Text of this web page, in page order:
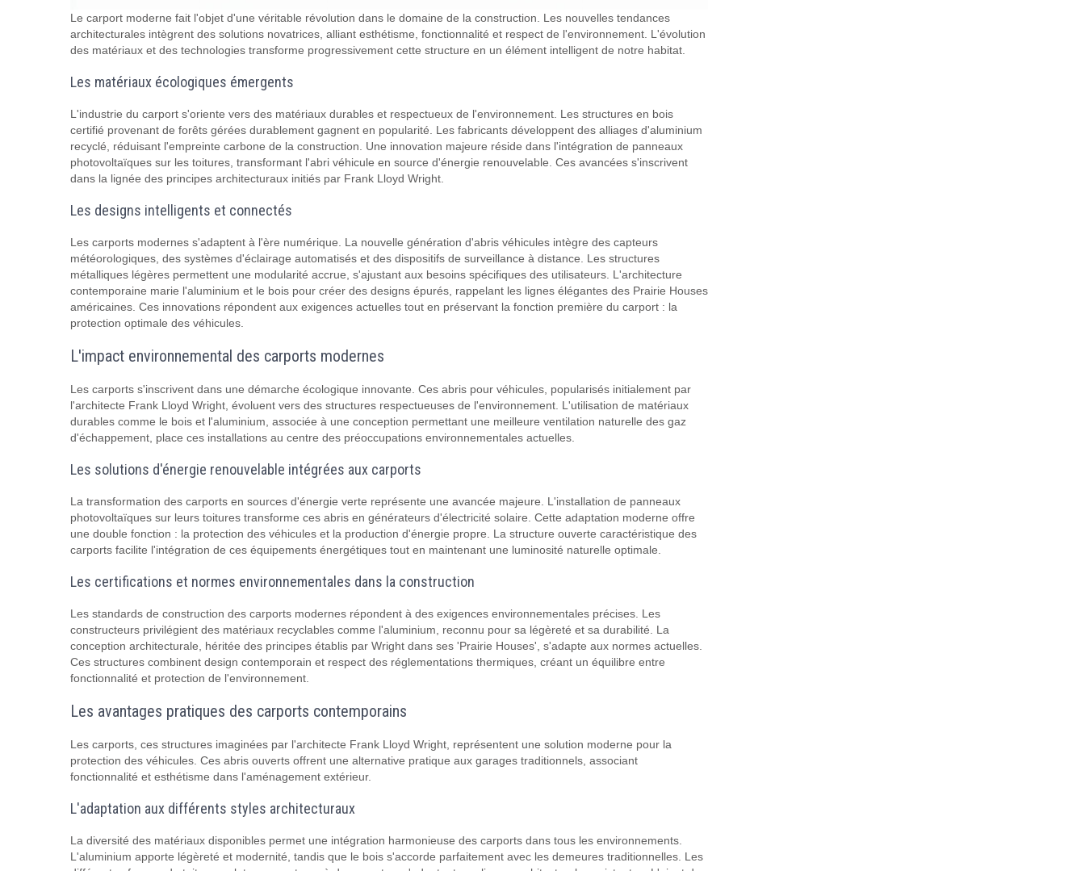
Le carport moderne fait l'objet d'une véritable révolution dans le domaine de la construction. Les nouvelles tendances
architecturales intègrent des solutions novatrices, alliant esthétisme, fonctionnalité et respect de l'environnement. L'évolution
des matériaux et des technologies transforme progressivement cette structure en un élément intelligent de notre habitat.
Les matériaux écologiques émergents
L'industrie du carport s'oriente vers des matériaux durables et respectueux de l'environnement. Les structures en bois
certifié provenant de forêts gérées durablement gagnent en popularité. Les fabricants développent des alliages d'aluminium
recyclé, réduisant l'empreinte carbone de la construction. Une innovation majeure réside dans l'intégration de panneaux
photovoltaïques sur les toitures, transformant l'abri véhicule en source d'énergie renouvelable. Ces avancées s'inscrivent
dans la lignée des principes architecturaux initiés par Frank Lloyd Wright.
Les designs intelligents et connectés
Les carports modernes s'adaptent à l'ère numérique. La nouvelle génération d'abris véhicules intègre des capteurs
météorologiques, des systèmes d'éclairage automatisés et des dispositifs de surveillance à distance. Les structures
métalliques légères permettent une modularité accrue, s'ajustant aux besoins spécifiques des utilisateurs. L'architecture
contemporaine marie l'aluminium et le bois pour créer des designs épurés, rappelant les lignes élégantes des Prairie Houses
américaines. Ces innovations répondent aux exigences actuelles tout en préservant la fonction première du carport : la
protection optimale des véhicules.
L'impact environnemental des carports modernes
Les carports s'inscrivent dans une démarche écologique innovante. Ces abris pour véhicules, popularisés initialement par
l'architecte Frank Lloyd Wright, évoluent vers des structures respectueuses de l'environnement. L'utilisation de matériaux
durables comme le bois et l'aluminium, associée à une conception permettant une meilleure ventilation naturelle des gaz
d'échappement, place ces installations au centre des préoccupations environnementales actuelles.
Les solutions d'énergie renouvelable intégrées aux carports
La transformation des carports en sources d'énergie verte représente une avancée majeure. L'installation de panneaux
photovoltaïques sur leurs toitures transforme ces abris en générateurs d'électricité solaire. Cette adaptation moderne offre
une double fonction : la protection des véhicules et la production d'énergie propre. La structure ouverte caractéristique des
carports facilite l'intégration de ces équipements énergétiques tout en maintenant une luminosité naturelle optimale.
Les certifications et normes environnementales dans la construction
Les standards de construction des carports modernes répondent à des exigences environnementales précises. Les
constructeurs privilégient des matériaux recyclables comme l'aluminium, reconnu pour sa légèreté et sa durabilité. La
conception architecturale, héritée des principes établis par Wright dans ses 'Prairie Houses', s'adapte aux normes actuelles.
Ces structures combinent design contemporain et respect des réglementations thermiques, créant un équilibre entre
fonctionnalité et protection de l'environnement.
Les avantages pratiques des carports contemporains
Les carports, ces structures imaginées par l'architecte Frank Lloyd Wright, représentent une solution moderne pour la
protection des véhicules. Ces abris ouverts offrent une alternative pratique aux garages traditionnels, associant
fonctionnalité et esthétisme dans l'aménagement extérieur.
L'adaptation aux différents styles architecturaux
La diversité des matériaux disponibles permet une intégration harmonieuse des carports dans tous les environnements.
L'aluminium apporte légèreté et modernité, tandis que le bois s'accorde parfaitement avec les demeures traditionnelles. Les